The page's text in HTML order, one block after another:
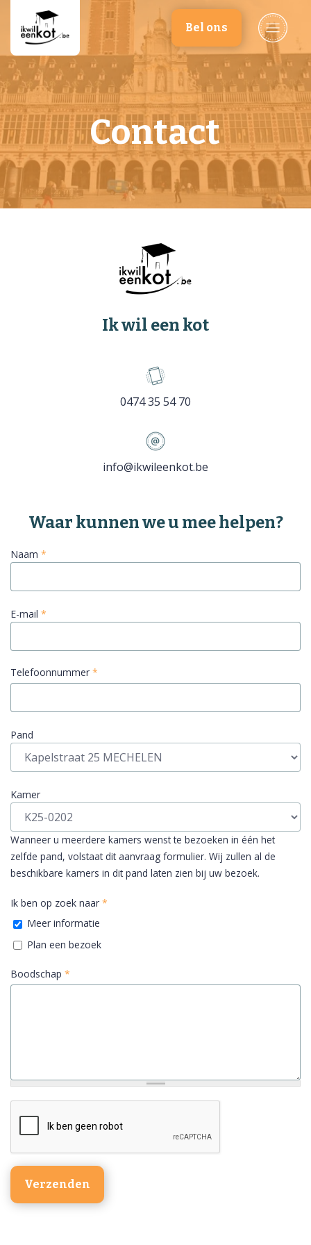
Overslaan en naar de inhoud gaan
Bel ons
Contact
Ik wil een kot
0474 35 54 70
info@ikwileenkot.be
Naam *
E-mail *
Telefoonnummer *
Pand
Kamer
Wanneer u meerdere kamers wenst te bezoeken in één het
zelfde pand, volstaat dit aanvraag formulier. Wij zullen al de
beschikbare kamers in dit pand laten zien bij uw bezoek.
Ik ben op zoek naar *
Meer informatie
Plan een bezoek
Boodschap *